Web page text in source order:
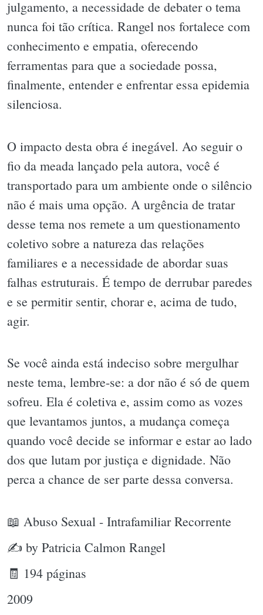
julgamento, a necessidade de debater o tema
nunca foi tão crítica. Rangel nos fortalece com
conhecimento e empatia, oferecendo
ferramentas para que a sociedade possa,
finalmente, entender e enfrentar essa epidemia
silenciosa.
O impacto desta obra é inegável. Ao seguir o
fio da meada lançado pela autora, você é
transportado para um ambiente onde o silêncio
não é mais uma opção. A urgência de tratar
desse tema nos remete a um questionamento
coletivo sobre a natureza das relações
familiares e a necessidade de abordar suas
falhas estruturais. É tempo de derrubar paredes
e se permitir sentir, chorar e, acima de tudo,
agir.
Se você ainda está indeciso sobre mergulhar
neste tema, lembre-se: a dor não é só de quem
sofreu. Ela é coletiva e, assim como as vozes
que levantamos juntos, a mudança começa
quando você decide se informar e estar ao lado
dos que lutam por justiça e dignidade. Não
perca a chance de ser parte dessa conversa.
📖 Abuso Sexual - Intrafamiliar Recorrente
✍ by Patricia Calmon Rangel
🧾 194 páginas
2009